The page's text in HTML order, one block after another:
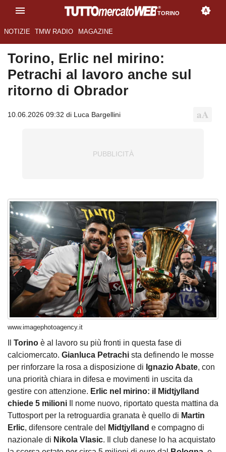
TORINO
NOTIZIE TMW RADIO MAGAZINE
Torino, Erlic nel mirino:
Petrachi al lavoro anche sul
ritorno di Obrador
10.06.2026 09:32 di Luca Bargellini
www.imagephotoagency.it
Torino è al lavoro su più fronti in questa fase di
calciomercato. Gianluca Petrachi sta definendo le mosse
per rinforzare la rosa a disposizione di Ignazio Abate, con
una priorità chiara in difesa e movimenti in uscita da
gestire con attenzione. Erlic nel mirino: il Midtjylland
chiede 5 milioni Il nome nuovo, riportato questa mattina da
Tuttosport per la retroguardia granata è quello di Martin
Erlic, difensore centrale del Midtjylland e compagno di
nazionale di Nikola Vlasic. Il club danese lo ha acquistato